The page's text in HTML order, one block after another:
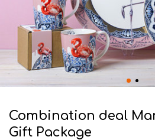
Combination deal
Gift Package